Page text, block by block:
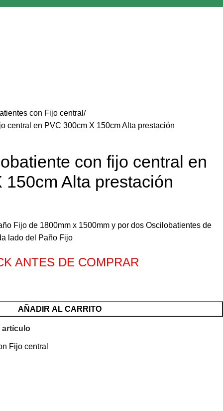
con Fijo central
central en PVC 300cm X 150cm Alta prestación
con fijo central en
150cm Alta prestación
Fijo de 1800mm x 1500mm y por dos Oscilobatientes de
lado del Paño Fijo
ANTES DE COMPRAR
AÑADIR AL CARRITO
artículo
Fijo central